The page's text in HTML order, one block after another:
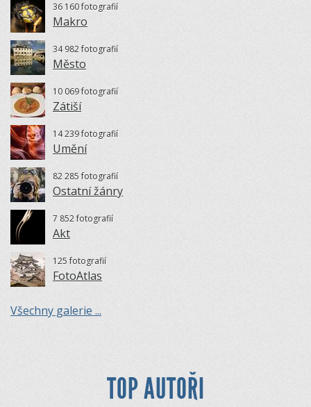
36 160 fotografií
Makro
34 982 fotografií
Město
10 069 fotografií
Zátiší
14 239 fotografií
Umění
82 285 fotografií
Ostatní žánry
7 852 fotografií
Akt
125 fotografií
FotoAtlas
Všechny galerie ...
TOP AUTOŘI